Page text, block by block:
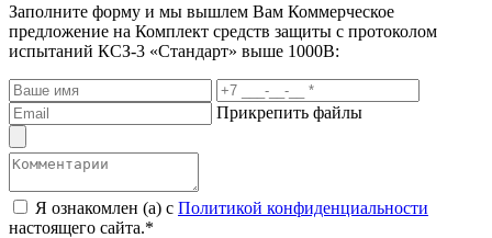
Заполните форму и мы вышлем Вам Коммерческое
предложение на Комплект средств защиты с протоколом
испытаний КСЗ-3 «Стандарт» выше 1000В:
Прикрепить файлы
Я ознакомлен (а) с Политикой конфиденциальности
настоящего сайта.*